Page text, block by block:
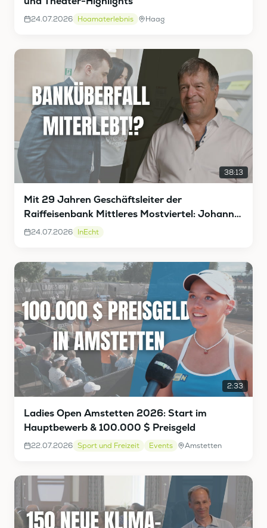
24.07.2026 Hoamaterlebnis Haag
38:13
Mit 29 Jahren Geschäftsleiter der
Raiffeisenbank Mittleres Mostviertel: Johann
Vieghofer InEcht
24.07.2026 InEcht
2:33
Ladies Open Amstetten 2026: Start im
Hauptbewerb & 100.000 $ Preisgeld
22.07.2026 Sport und Freizeit Events Amstetten